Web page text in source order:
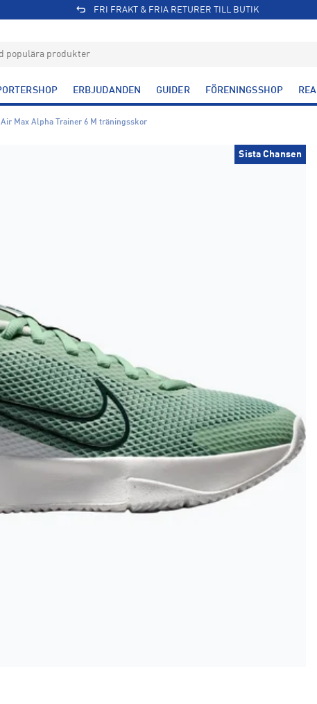
FRI FRAKT & FRIA RETURER TILL BUTIK
ERBJUDANDEN GUIDER FÖRENINGSSHOP REA
Air Max Alpha Trainer 6 M träningsskor
Sista Chansen